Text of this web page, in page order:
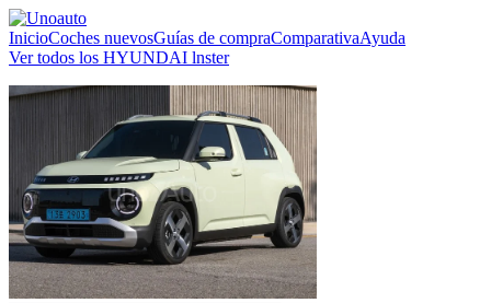
InicioCoches nuevosGuías de compraComparativaAyuda
Ver todos los HYUNDAI lnster